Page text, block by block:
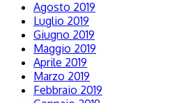
Agosto 2019
Luglio 2019
Giugno 2019
Maggio 2019
Aprile 2019
Marzo 2019
Febbraio 2019